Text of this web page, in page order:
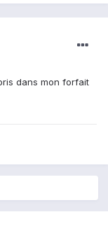
dans mon forfait